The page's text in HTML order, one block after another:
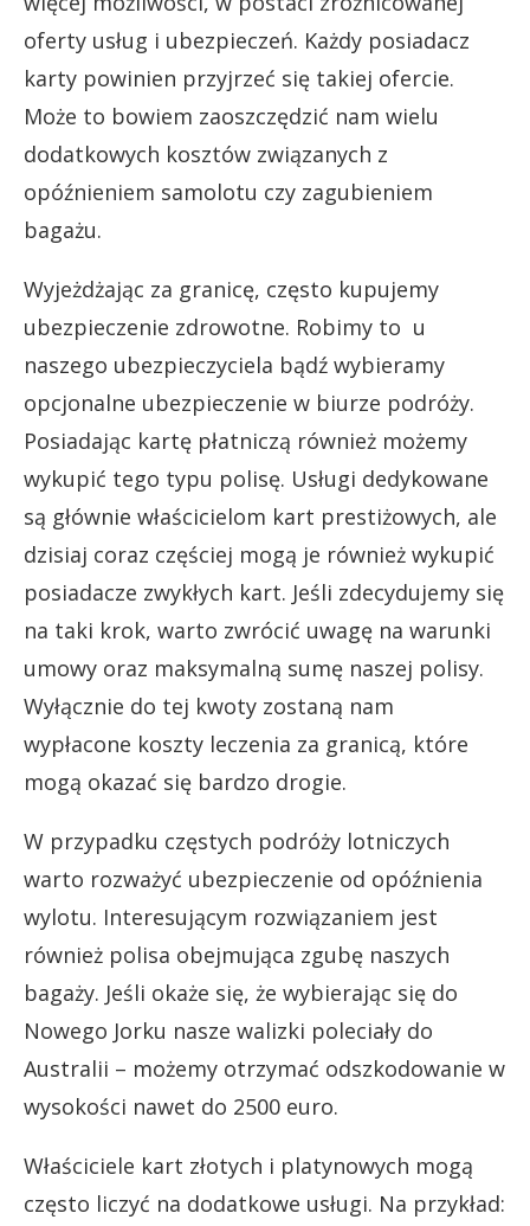
oferty usług i ubezpieczeń. Każdy posiadacz
karty powinien przyjrzeć się takiej ofercie.
Może to bowiem zaoszczędzić nam wielu
dodatkowych kosztów związanych z
opóźnieniem samolotu czy zagubieniem
bagażu.
Wyjeżdżając za granicę, często kupujemy
ubezpieczenie zdrowotne. Robimy to u
naszego ubezpieczyciela bądź wybieramy
opcjonalne ubezpieczenie w biurze podróży.
Posiadając kartę płatniczą również możemy
wykupić tego typu polisę. Usługi dedykowane
są głównie właścicielom kart prestiżowych, ale
dzisiaj coraz częściej mogą je również wykupić
posiadacze zwykłych kart. Jeśli zdecydujemy się
na taki krok, warto zwrócić uwagę na warunki
umowy oraz maksymalną sumę naszej polisy.
Wyłącznie do tej kwoty zostaną nam
wypłacone koszty leczenia za granicą, które
mogą okazać się bardzo drogie.
W przypadku częstych podróży lotniczych
warto rozważyć ubezpieczenie od opóźnienia
wylotu. Interesującym rozwiązaniem jest
również polisa obejmująca zgubę naszych
bagaży. Jeśli okaże się, że wybierając się do
Nowego Jorku nasze walizki poleciały do
Australii – możemy otrzymać odszkodowanie w
wysokości nawet do 2500 euro.
Właściciele kart złotych i platynowych mogą
często liczyć na dodatkowe usługi. Na przykład: